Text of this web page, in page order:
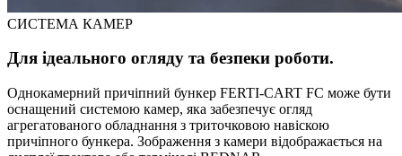
СИСТЕМА КАМЕР
Для ідеального огляду та безпеки роботи.
Однокамерний причіпний бункер FERTI-CART FC може бути
оснащений системою камер, яка забезпечує огляд
агрегатованого обладнання з триточковою навіскою
причіпного бункера. Зображення з камери відображається на